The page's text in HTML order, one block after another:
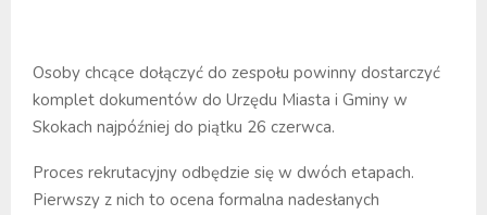
Osoby chcące dołączyć do zespołu powinny dostarczyć
komplet dokumentów do Urzędu Miasta i Gminy w
Skokach najpóźniej do piątku 26 czerwca.
Proces rekrutacyjny odbędzie się w dwóch etapach.
Pierwszy z nich to ocena formalna nadesłanych